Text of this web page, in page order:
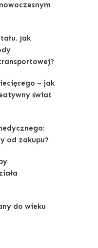
Jak
– jak
świat
od zakupu?
do wieku